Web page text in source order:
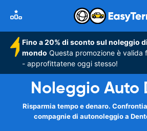
Fino a 20% di sconto sul noleggio
mondo Questa promozione è valida
- approfittatene oggi stesso!
Noleggio Auto
Risparmia tempo e denaro.
compagnie di autonoleggio a